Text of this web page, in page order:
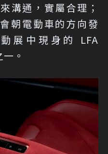
溝通，實屬合理；
朝電動車的方向發
展中現身的 LFA
。